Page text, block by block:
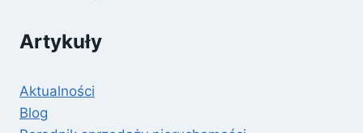
Artykuły
Aktualności
Blog